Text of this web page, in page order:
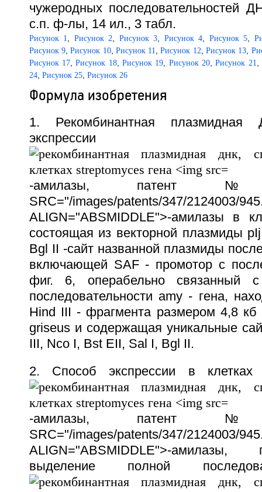
чужеродных последовательностей
с.п. ф-лы, 14 ил., 3 табл.
Рисунок 1 Рисунок 2 Рисунок 3 Рисунок 4 Рисунок 5
Рисунок 9,Рисунок 10, Рисунок 11 ,Рисунок 12 ,Рисунок 13
Рисунок 17,Рисунок 18, Рисунок 19 Рисунок 20,Рисунок 21
24, Рисунок 25, Рисунок 26
Формула изобретения
1. Рекомбинантная
-амилазы, патент
SRC="/images/patents/347/2124003/
ALIGN="ABSMIDDLE">-амилазы в
состоящая из векторной плазмиды
Bgl II -сайт названной плазмиды
включающей SAF - промотор с
фиг. 6, операбельно связанный
последовательности amy - гена,
Hind III - фрагмента размером 4,8
griseus и содержащая уникальные
III, Nco I, Bst EII, Sal I, Bgl II.
2. Способ экспрессии в клетках
-амилазы, патент
SRC="/images/patents/347/2124003/
ALIGN="ABSMIDDLE">-амилазы,
выделение полной